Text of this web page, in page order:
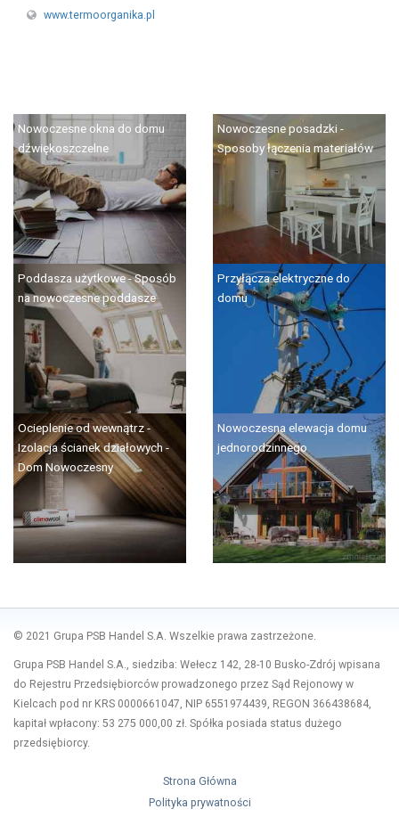
www.termoorganika.pl
Nowoczesne okna do domu
dźwiękoszczelne
Nowoczesne posadzki -
Sposoby łączenia materiałów
Poddasza użytkowe - Sposób
na nowoczesne poddasze
Przyłącza elektryczne do
domu
Ocieplenie od wewnątrz -
Izolacja ścianek działowych -
Dom Nowoczesny
Nowoczesna elewacja domu
jednorodzinnego
© 2021 Grupa PSB Handel S.A. Wszelkie prawa zastrzeżone.
Grupa PSB Handel S.A., siedziba: Wełecz 142, 28-10 Busko-Zdrój wpisana
do Rejestru Przedsiębiorców prowadzonego przez Sąd Rejonowy w
Kielcach pod nr KRS 0000661047, NIP 6551974439, REGON 366438684,
kapitał wpłacony: 53 275 000,00 zł. Spółka posiada status dużego
przedsiębiorcy.
Strona Główna
Polityka prywatności